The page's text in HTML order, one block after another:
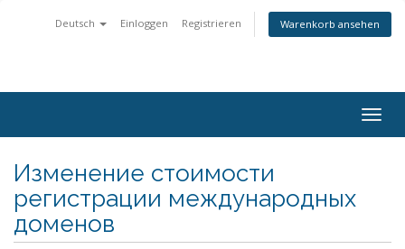
Deutsch Einloggen Registrieren Warenkorb ansehen
Изменение стоимости
регистрации международных
доменов